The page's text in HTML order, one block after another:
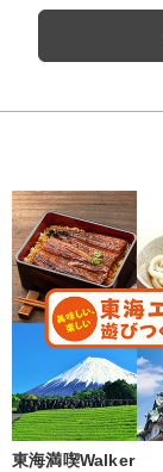
東海満喫Walker